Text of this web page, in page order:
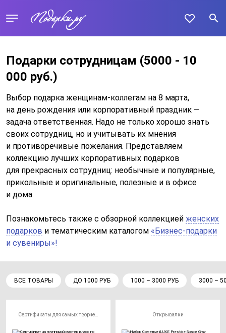
Подарки сотрудницам (5000 - 10
000 руб.)
Выбор подарка женщинам-коллегам на 8 марта,
на день рождения или корпоративный праздник —
задача ответственная. Надо не только хорошо знать
своих сотрудниц, но и учитывать их мнения
и противоречивые пожелания. Представляем
коллекцию лучших корпоративных подарков
для прекрасных сотрудниц: необычные и популярные,
прикольные и оригинальные, полезные и в офисе
и дома.
Познакомьтесь также с обзорной коллекцией женских
подарков и тематическим каталогом «Бизнес-подарки
и сувениры»!
ВСЕ ТОВАРЫ ДО 1000 РУБ 1000 – 3000 РУБ 3000 –
Открывалки